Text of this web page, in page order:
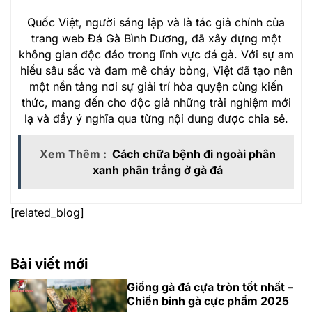
Quốc Việt, người sáng lập và là tác giả chính của
trang web Đá Gà Bình Dương, đã xây dựng một
không gian độc đáo trong lĩnh vực đá gà. Với sự am
hiểu sâu sắc và đam mê cháy bỏng, Việt đã tạo nên
một nền tảng nơi sự giải trí hòa quyện cùng kiến
thức, mang đến cho độc giả những trải nghiệm mới
lạ và đầy ý nghĩa qua từng nội dung được chia sẻ.
Xem Thêm : Cách chữa bệnh đi ngoài phân
xanh phân trắng ở gà đá
[related_blog]
Bài viết mới
Giống gà đá cựa tròn tốt nhất –
Chiến binh gà cực phẩm 2025